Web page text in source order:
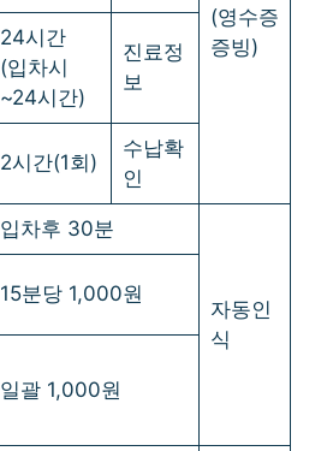
(영수증
증빙)
24시간
(입차시
~24시간)
진료정
보
2시간(1회)
수납확
인
입차후 30분
자동인
식
15분당 1,000원
일괄 1,000원